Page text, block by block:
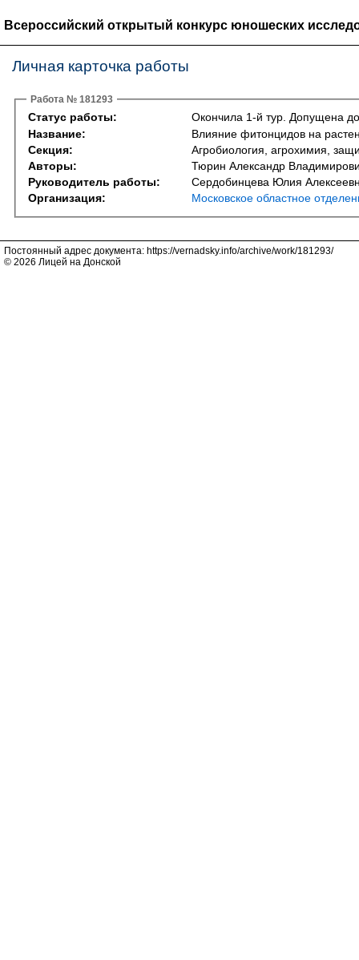
Всероссийский открытый конкурс юношеских
Личная карточка работы
Работа № 181293
Статус работы:
Окончила 1-й тур. Допущена
Название:
Влияние фитонцидов на
Секция:
Агробиология, агрохимия,
Авторы:
Тюрин Александр
Руководитель работы:
Сердобинцева Юлия
Организация:
Московское областное
Постоянный адрес документа: https://vernadsky.info/archive/work/181293/
© 2026 Лицей на Донской